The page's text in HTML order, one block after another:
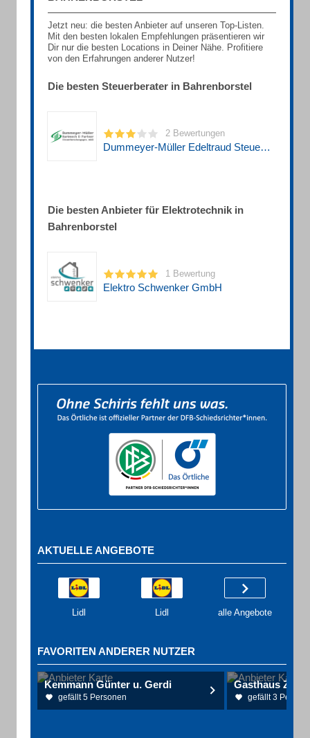
Jetzt neu: die besten Anbieter auf unseren Top-Listen.
Mit den besten lokalen Empfehlungen präsentieren wir
Dir nur die besten Locations in Deiner Nähe. Profitiere
von den Erfahrungen anderer Nutzer!
Die besten Steuerberater in Bahrenborstel
2 Bewertungen
Dummeyer-Müller Edeltraud Steuerberaterin
Die besten Anbieter für Elektrotechnik in
Bahrenborstel
1 Bewertung
Elektro Schwenker GmbH
AKTUELLE ANGEBOTE
Lidl Lidl alle Angebote
FAVORITEN ANDERER NUTZER
Kemmann Günter u. Gerdi
gefällt 5 Personen gefällt 3